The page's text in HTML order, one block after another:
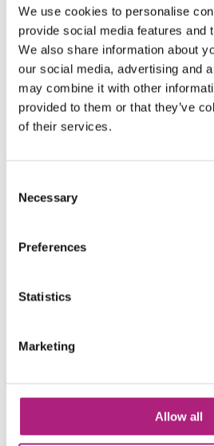
We use cookies to personalise
provide social media features and
We also share information about
our social media, advertising and
may combine it with other
provided to them or that they’ve
of their services.
Selection
Necessary
Preferences
Statistics
Marketing
Allow all
und Wissenstransfer(ZWW) der
Augsburg. Der
und Führungskräften
KI-Projekte in der Produktion zu
regulatorische Anforderungen zu
Mitarbeitende durch den Wandel
Der Praxisbezug steht dabei im
und einer wichtigen Anlaufstelle
statt: Die Teilnehmenden
Anwendungsfälle, wie KI bereits
eingesetzt wird.
Engineer“
welchem praxisnah die nötigen
Herausforderungen beim Einsatz
Unternehmen ermittelt wurden.